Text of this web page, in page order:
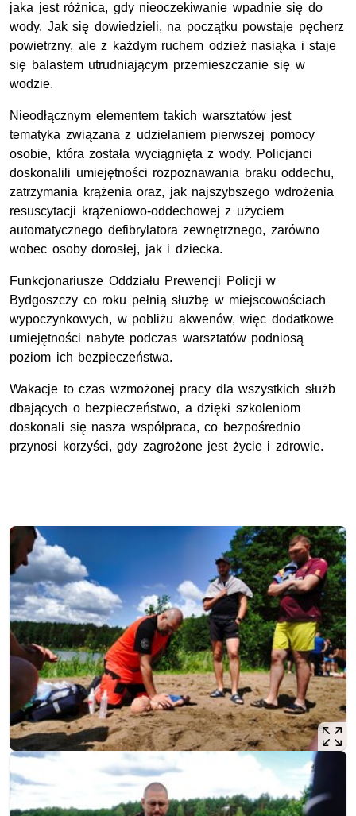
jaka jest różnica, gdy nieoczekiwanie wpadnie się do
wody. Jak się dowiedzieli, na początku powstaje pęcherz
powietrzny, ale z każdym ruchem odzież nasiąka i staje
się balastem utrudniającym przemieszczanie się w
wodzie.
Nieodłącznym elementem takich warsztatów jest
tematyka związana z udzielaniem pierwszej pomocy
osobie, która została wyciągnięta z wody. Policjanci
doskonalili umiejętności rozpoznawania braku oddechu,
zatrzymania krążenia oraz, jak najszybszego wdrożenia
resuscytacji krążeniowo-oddechowej z użyciem
automatycznego defibrylatora zewnętrznego, zarówno
wobec osoby dorosłej, jak i dziecka.
Funkcjonariusze Oddziału Prewencji Policji w
Bydgoszczy co roku pełnią służbę w miejscowościach
wypoczynkowych, w pobliżu akwenów, więc dodatkowe
umiejętności nabyte podczas warsztatów podniosą
poziom ich bezpieczeństwa.
Wakacje to czas wzmożonej pracy dla wszystkich służb
dbających o bezpieczeństwo, a dzięki szkoleniom
doskonali się nasza współpraca, co bezpośrednio
przynosi korzyści, gdy zagrożone jest życie i zdrowie.